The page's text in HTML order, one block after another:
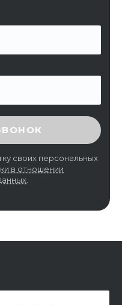
своих персональных
в отношении
.